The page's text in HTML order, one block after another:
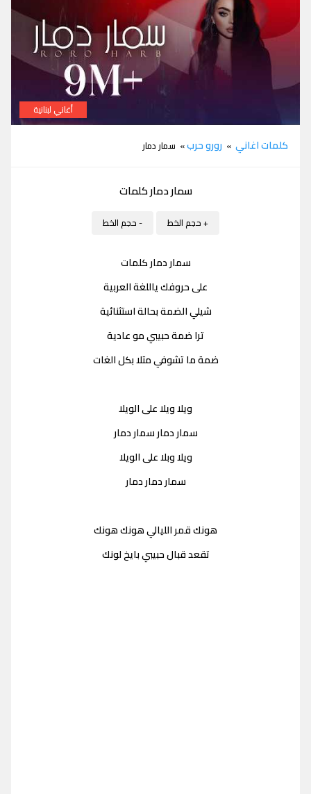
أغاني لبنانية
كلمات اغاني » رورو حرب» سمار دمار
سمار دمار كلمات
+ حجم الخط - حجم الخط
سمار دمار كلمات
على حروفك ياللغة العربية
شيلي الضمة بحالة استثنائية
ترا ضمة حبيبي مو عادية
ضمة ما تشوفي متلا بكل الغات
ويلا ويلا على الويلا
سمار دمار سمار دمار
ويلا وبلا على الويلا
سمار دمار دمار
هونك قمر الليالي هونك هونك
تقعد قبال حبيبي بايخ لونك